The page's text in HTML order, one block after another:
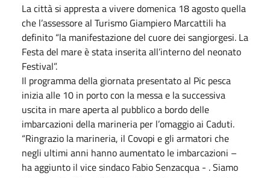
La città si appresta a vivere domenica 18 agosto quella
che l’assessore al Turismo Giampiero Marcattili ha
definito “la manifestazione del cuore dei sangiorgesi. La
Festa del mare è stata inserita all’interno del neonato
Festival”.
Il programma della giornata presentato al Pic pesca
inizia alle 10 in porto con la messa e la successiva
uscita in mare aperta al pubblico a bordo delle
imbarcazioni della marineria per l’omaggio ai Caduti.
“Ringrazio la marineria, il Covopi e gli armatori che
negli ultimi anni hanno aumentato le imbarcazioni –
ha aggiunto il vice sindaco Fabio Senzacqua - . Siamo